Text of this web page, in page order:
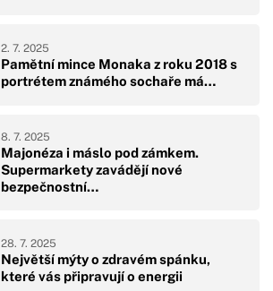
Pamětní mince Monaka z roku 2018 s
portrétem známého sochaře má…
2. 7. 2025
Majonéza i máslo pod zámkem.
Supermarkety zavádějí nové
bezpečnostní…
8. 7. 2025
Největší mýty o zdravém spánku,
které vás připravují o energii
28. 7. 2025